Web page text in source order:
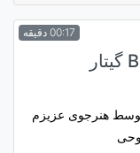
00:17 دقیقه
توسط هنرجوی عزیزم